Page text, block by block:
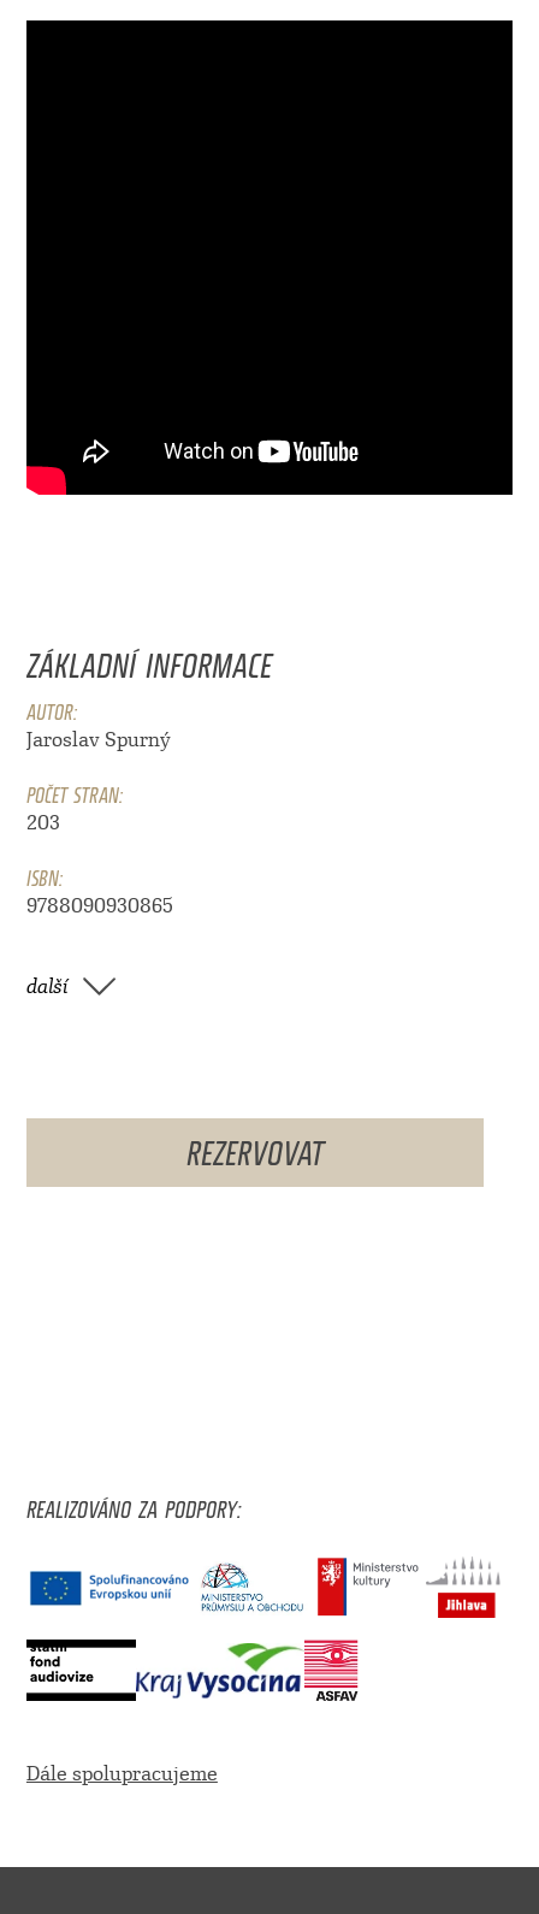
ZÁKLADNÍ INFORMACE
AUTOR:
Jaroslav Spurný
POČET STRAN:
203
ISBN:
9788090930865
další
REZERVOVAT
REALIZOVÁNO ZA PODPORY:
Dále spolupracujeme